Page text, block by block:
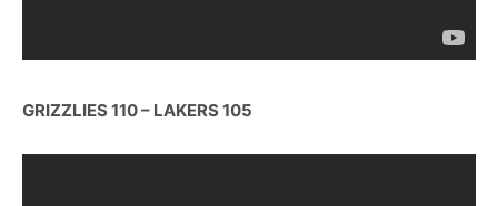
GRIZZLIES 110 – LAKERS 105